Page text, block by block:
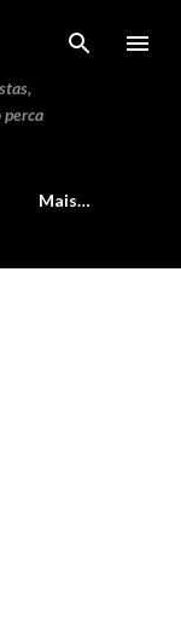
perca
Mais…